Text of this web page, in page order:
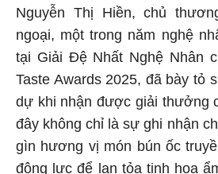
Nguyễn Thị Hiền, chủ
ngoại, một trong năm nghệ
tại Giải Đệ Nhất Nghệ Nhân
Taste Awards 2025, đã bày tỏ
dự khi nhận được giải thưởng
đây không chỉ là sự ghi nhận
gìn hương vị món bún ốc
động lực để lan tỏa tinh hoa